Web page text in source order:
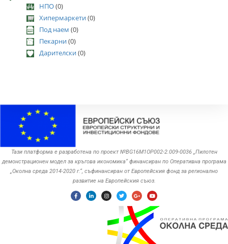
НПО(0)
Хипермаркети(0)
Под наем (0)
Пекарни(0)
Дарителски(0)
Тази платформа е разработена по проект №BG16M1OP002-2.‎009-0036 „Пилотен
демонстрационен модел за кръгова икономика“ финансиран по Оперативна програма
„Околна среда ‎‎2014-2020 г.“, съфинансиран от Европейския фонд за регионално
развитие на Европейския съюз.